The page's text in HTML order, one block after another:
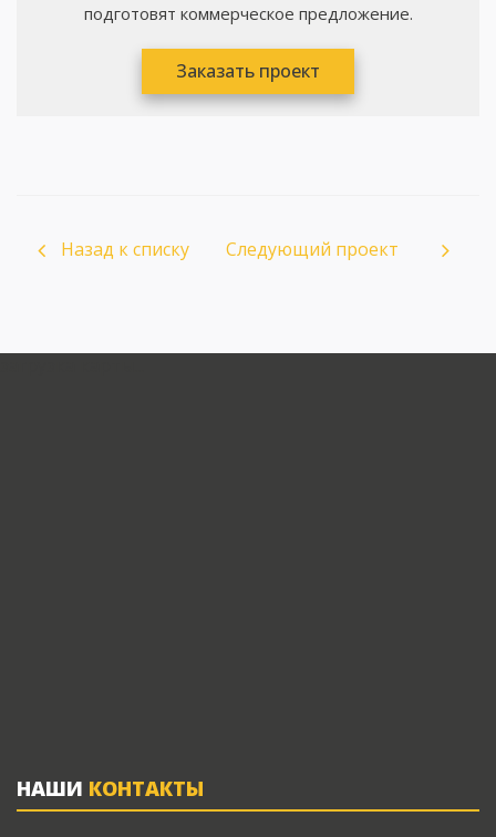
подготовят коммерческое предложение.
Заказать проект
Назад к списку Следующий проект
НАШИ КОНТАКТЫ